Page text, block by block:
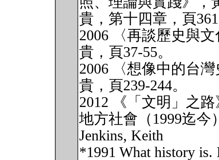
貴，第十四章，頁
2006 〈再談歷史與
貴，頁37-55。
2006 〈想像中的台
貴，頁239-244。
2012 《「文明」之
地方社會（1999迄今
Jenkins, Keith
*1991 What history